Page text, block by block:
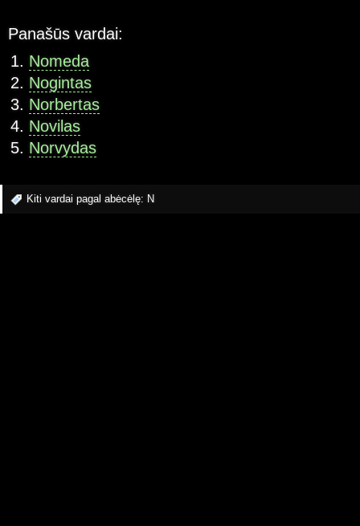
Panašūs vardai:
Nomeda
Nogintas
Norbertas
Novilas
Norvydas
Kiti vardai pagal abėcėlę: N